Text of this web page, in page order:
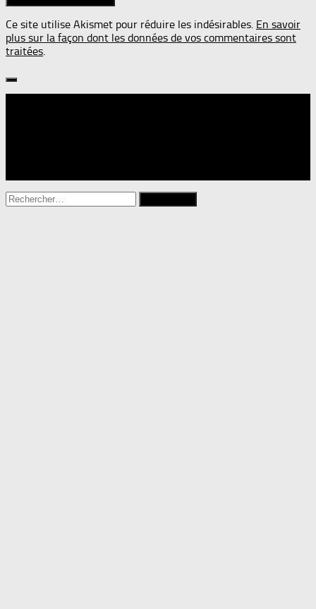
Ce site utilise Akismet pour réduire les indésirables. En savoir
plus sur la façon dont les données de vos commentaires sont
traitées.
Rechercher :